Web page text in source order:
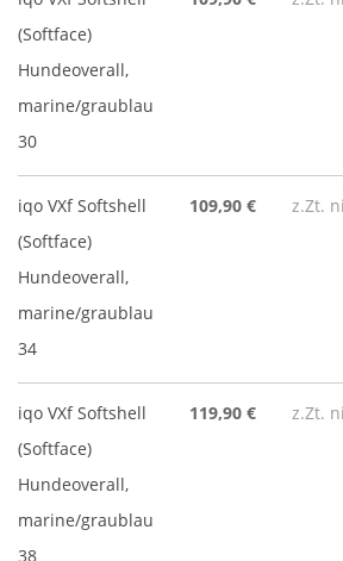
(Softface)
Hundeoverall,
marine/graublau
30
iqo VXf Softshell
(Softface)
Hundeoverall,
marine/graublau
34
109,90 € z.Zt.
iqo VXf Softshell
(Softface)
Hundeoverall,
marine/graublau
38
119,90 € z.Zt.